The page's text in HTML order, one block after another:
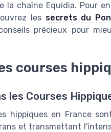
la chaîne Equidia. Pour
les secrets du
précieux pour
courses
les Courses
hippiques en France
et transmettant